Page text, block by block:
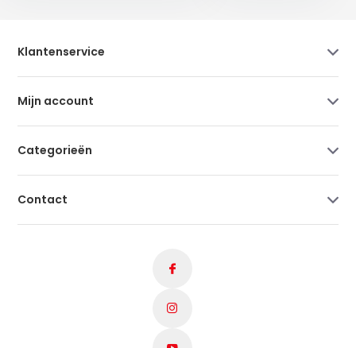
Klantenservice
Mijn account
Categorieën
Contact